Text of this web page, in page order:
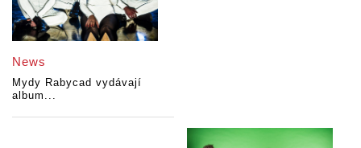
News
Mydy Rabycad vydávají
album...